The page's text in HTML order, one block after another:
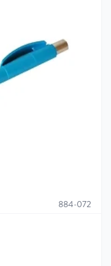
884-072